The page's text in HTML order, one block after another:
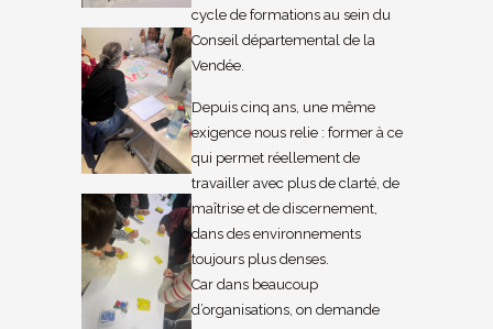
cycle de formations au sein du
Conseil départemental de la
Vendée.
Depuis cinq ans, une même
exigence nous relie : former à ce
qui permet réellement de
travailler avec plus de clarté, de
maîtrise et de discernement,
dans des environnements
toujours plus denses.
Car dans beaucoup
d’organisations, on demande